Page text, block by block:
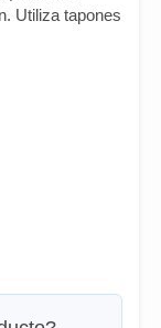
Utiliza tapones